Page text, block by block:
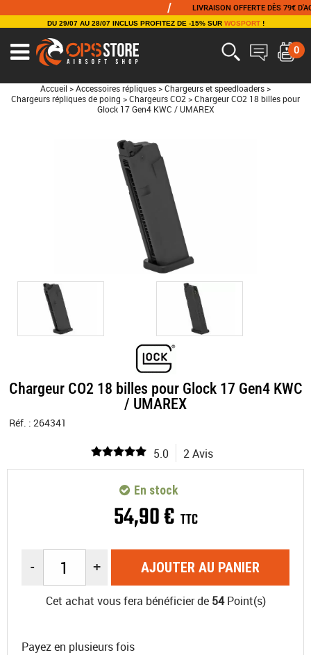
LIVRAISON OFFERTE DÈS 79€
DU 29/07 AU 28/07 INCLUS PROFITEZ DE -15% SUR WOSPORT!
0
Accueil > Accessoires répliques > Chargeurs et speedloaders >
Chargeurs répliques de poing > Chargeurs CO2 > Chargeur CO2 18 billes pour
Glock 17 Gen4 KWC / UMAREX
Chargeur CO2 18 billes pour Glock 17 Gen4 KWC
/ UMAREX
Réf. : 264341
5.0 2 Avis
54,90€ TTC
En stock
- + AJOUTER AU PANIER
Cet achat vous fera bénéficier de 54Point(s)
Payez en plusieurs fois